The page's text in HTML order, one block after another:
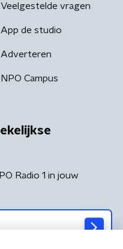
Veelgestelde vragen
App de studio
Adverteren
NPO Campus
Radio 1 in jouw